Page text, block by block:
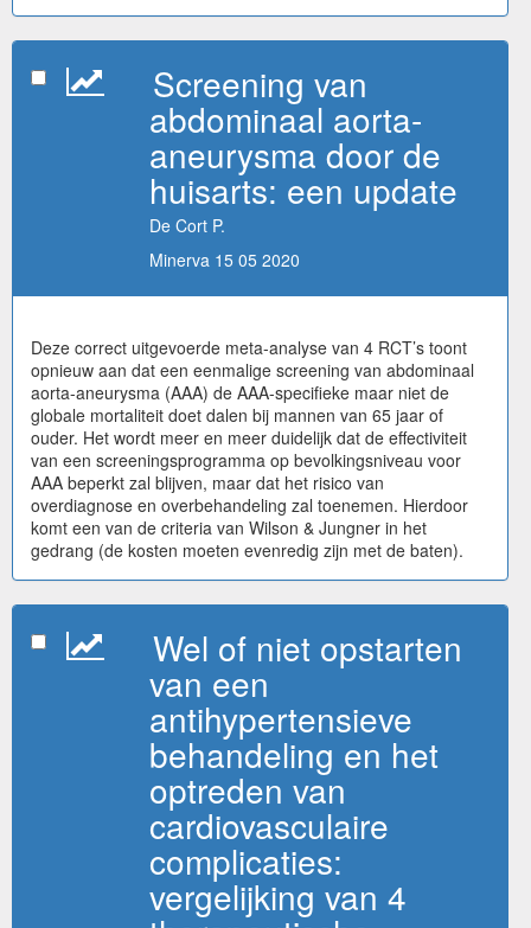
Screening van
abdominaal aorta-
aneurysma door de
huisarts: een update
De Cort P.
Minerva 15 05 2020
Deze correct uitgevoerde meta-analyse van 4 RCT’s toont
opnieuw aan dat een eenmalige screening van abdominaal
aorta-aneurysma (AAA) de AAA-specifieke maar niet de
globale mortaliteit doet dalen bij mannen van 65 jaar of
ouder. Het wordt meer en meer duidelijk dat de effectiviteit
van een screeningsprogramma op bevolkingsniveau voor
AAA beperkt zal blijven, maar dat het risico van
overdiagnose en overbehandeling zal toenemen. Hierdoor
komt een van de criteria van Wilson & Jungner in het
gedrang (de kosten moeten evenredig zijn met de baten).
Wel of niet opstarten
van een
antihypertensieve
behandeling en het
optreden van
cardiovasculaire
complicaties:
vergelijking van 4